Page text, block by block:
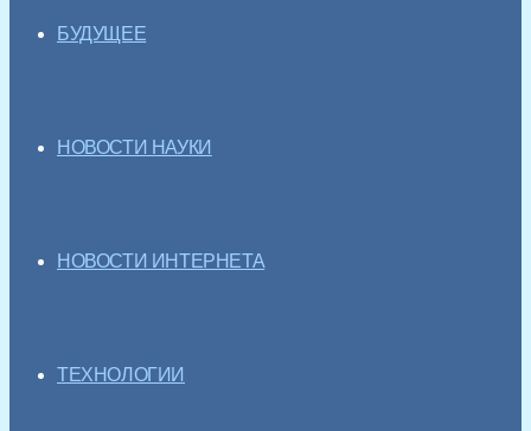
БУДУЩЕЕ
НОВОСТИ НАУКИ
НОВОСТИ ИНТЕРНЕТА
ТЕХНОЛОГИИ